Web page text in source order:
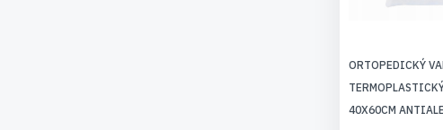
ORTOPEDICKÝ
40X60CM